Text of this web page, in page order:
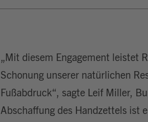
„Mit diesem Engagement leistet
Schonung unserer natürlichen
Fußabdruck“, sagte Leif Miller,
Abschaffung des Handzettels ist